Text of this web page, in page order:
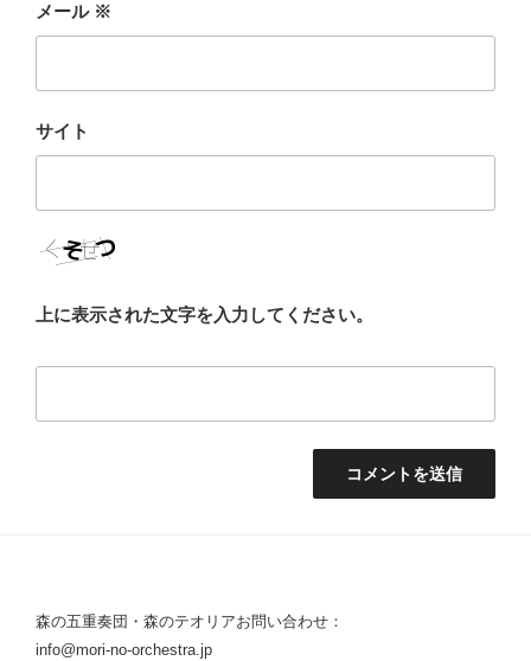
メール ※
サイト
上に表示された文字を入力してください。
森の五重奏団・森のテオリアお問い合わせ：
info@mori-no-orchestra.jp